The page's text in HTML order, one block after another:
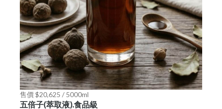
售價 $20,625 / 5000ml
五倍子(萃取液).食品級